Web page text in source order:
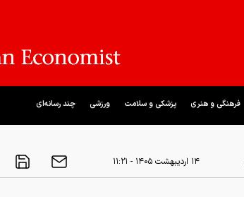
فرهنگی و هنری پزشکی و سلامت ورزشی چند رسانه‌ای
۱۴ ارديبهشت ۱۴۰۵ - ۱۱:۲۱